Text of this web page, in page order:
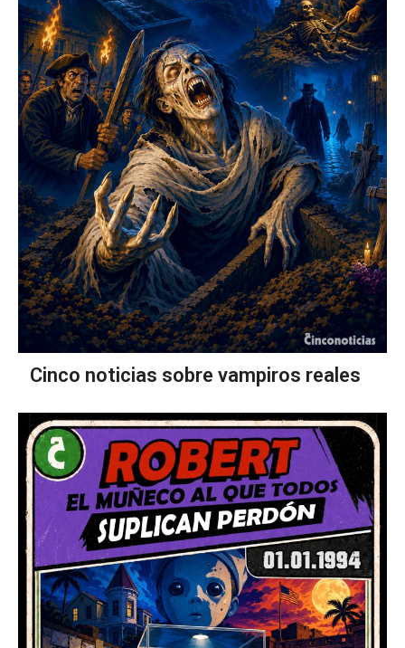
Cinco noticias sobre vampiros reales